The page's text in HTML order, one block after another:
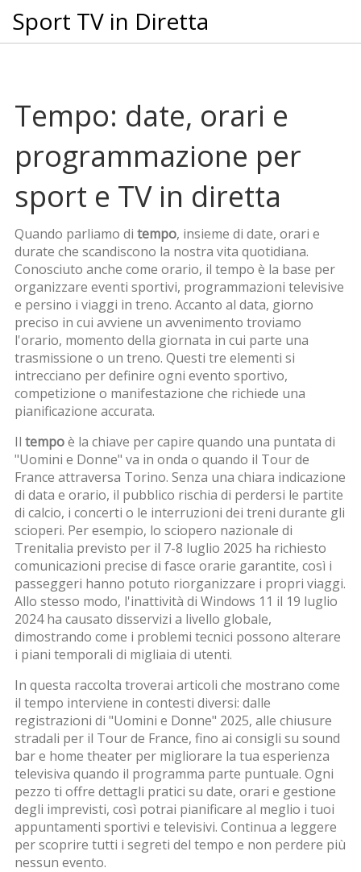
Sport TV in Diretta
Tempo: date, orari e
programmazione per
sport e TV in diretta
Quando parliamo di tempo, insieme di date, orari e
durate che scandiscono la nostra vita quotidiana.
Conosciuto anche come orario, il tempo è la base per
organizzare eventi sportivi, programmazioni televisive
e persino i viaggi in treno. Accanto al data, giorno
preciso in cui avviene un avvenimento troviamo
l'orario, momento della giornata in cui parte una
trasmissione o un treno. Questi tre elementi si
intrecciano per definire ogni evento sportivo,
competizione o manifestazione che richiede una
pianificazione accurata.
Il tempoè la chiave per capire quando una puntata di
"Uomini e Donne" va in onda o quando il Tour de
France attraversa Torino. Senza una chiara indicazione
di data e orario, il pubblico rischia di perdersi le partite
di calcio, i concerti o le interruzioni dei treni durante gli
scioperi. Per esempio, lo sciopero nazionale di
Trenitalia previsto per il 7-8 luglio 2025 ha richiesto
comunicazioni precise di fasce orarie garantite, così i
passeggeri hanno potuto riorganizzare i propri viaggi.
Allo stesso modo, l'inattività di Windows 11 il 19 luglio
2024 ha causato disservizi a livello globale,
dimostrando come i problemi tecnici possono alterare
i piani temporali di migliaia di utenti.
In questa raccolta troverai articoli che mostrano come
il tempo interviene in contesti diversi: dalle
registrazioni di "Uomini e Donne" 2025, alle chiusure
stradali per il Tour de France, fino ai consigli su sound
bar e home theater per migliorare la tua esperienza
televisiva quando il programma parte puntuale. Ogni
pezzo ti offre dettagli pratici su date, orari e gestione
degli imprevisti, così potrai pianificare al meglio i tuoi
appuntamenti sportivi e televisivi. Continua a leggere
per scoprire tutti i segreti del tempo e non perdere più
nessun evento.